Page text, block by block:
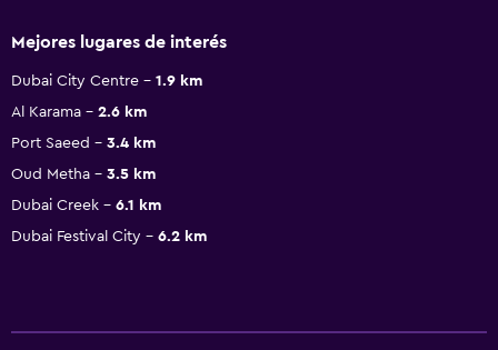
Mejores lugares de interés
Dubai City Centre
1.9 km
Al Karama
2.6 km
Port Saeed
3.4 km
Oud Metha
3.5 km
Dubai Creek
6.1 km
Dubai Festival City
6.2 km